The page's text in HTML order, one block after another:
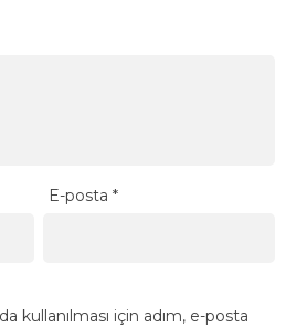
E-posta*
kullanılması için adım, e-posta